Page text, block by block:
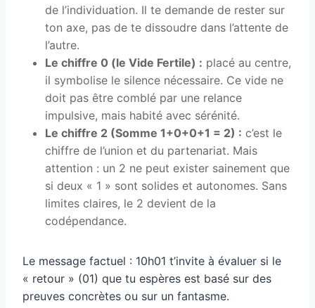
de l’individuation. Il te demande de rester sur
ton axe, pas de te dissoudre dans l’attente de
l’autre.
Le chiffre 0 (le Vide Fertile) : placé au centre,
il symbolise le silence nécessaire. Ce vide ne
doit pas être comblé par une relance
impulsive, mais habité avec sérénité.
Le chiffre 2 (Somme 1+0+0+1 = 2) : c’est le
chiffre de l’union et du partenariat. Mais
attention : un 2 ne peut exister sainement que
si deux « 1 » sont solides et autonomes. Sans
limites claires, le 2 devient de la
codépendance.
Le message factuel : 10h01 t’invite à évaluer si le
« retour » (01) que tu espères est basé sur des
preuves concrètes ou sur un fantasme.